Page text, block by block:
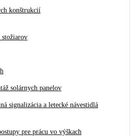
konštrukcií
stožiarov
solárnych panelov
signalizácia a letecké návestidlá
pre prácu vo výškach